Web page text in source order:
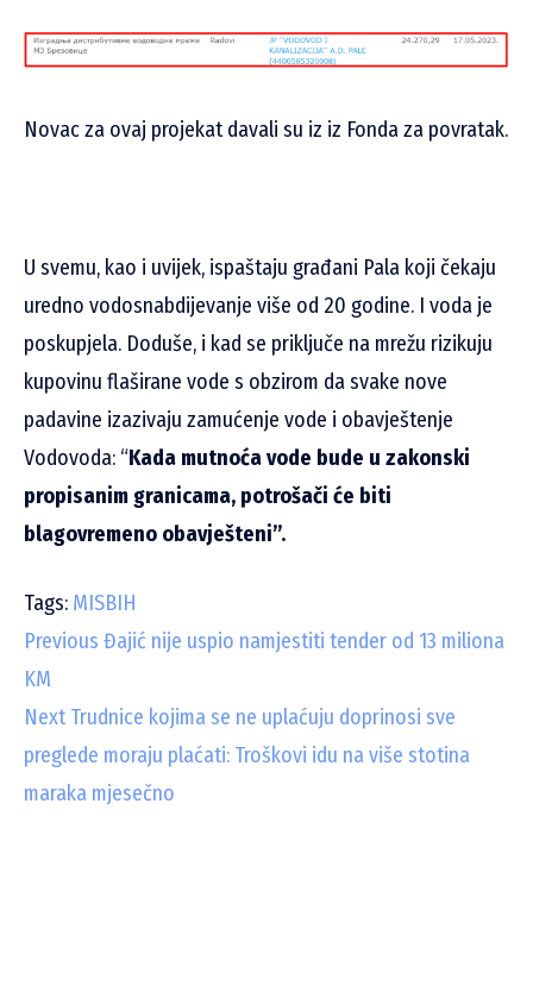
Novac za ovaj projekat davali su iz iz Fonda za povratak.
U svemu, kao i uvijek, ispaštaju građani Pala koji čekaju
uredno vodosnabdijevanje više od 20 godine. I voda je
poskupjela. Doduše, i kad se priključe na mrežu rizikuju
kupovinu flaširane vode s obzirom da svake nove
padavine izazivaju zamućenje vode i obavještenje
Vodovoda: “Kada mutnoća vode bude u zakonski
propisanim granicama, potrošači će biti
blagovremeno obavješteni”.
Tags: MISBIH
C
o
n
t
Previous Đajić nije uspio namjestiti tender od 13 miliona
KM
NextTrudnice kojima se ne uplaćuju doprinosi sve
preglede moraju plaćati: Troškovi idu na više stotina
maraka mjesečno